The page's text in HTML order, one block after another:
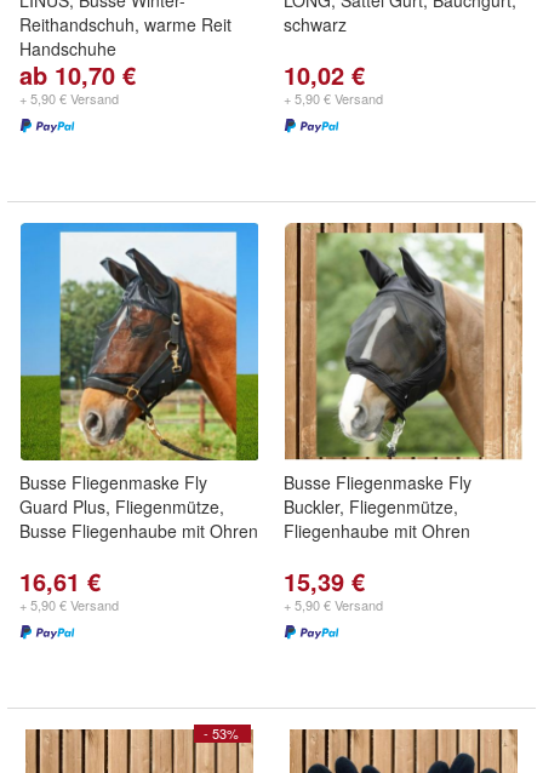
Reithandschuh, warme Reit
Handschuhe
ab 10,70 €
+ 5,90 € Versand
schwarz
10,02 €
+ 5,90 € Versand
Busse Fliegenmaske Fly
Guard Plus, Fliegenmütze,
Busse Fliegenhaube mit Ohren
16,61 €
+ 5,90 € Versand
Busse Fliegenmaske Fly
Buckler, Fliegenmütze,
Fliegenhaube mit Ohren
15,39 €
+ 5,90 € Versand
- 53%